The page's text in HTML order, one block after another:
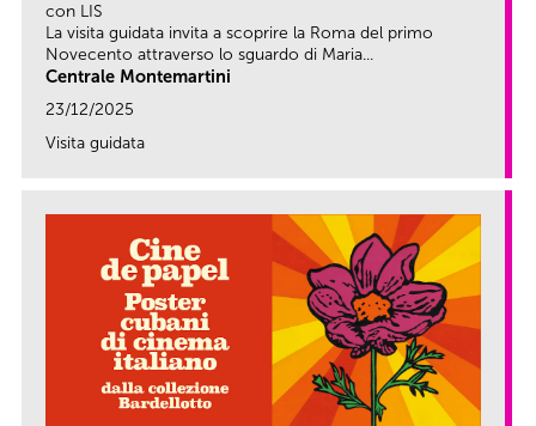
con LIS
La visita guidata invita a scoprire la Roma del primo
Novecento attraverso lo sguardo di Maria...
Centrale Montemartini
23/12/2025
Visita guidata